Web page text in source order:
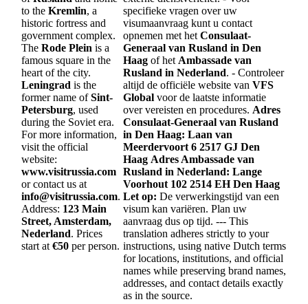
to the Kremlin, a
historic fortress and
government complex.
The Rode Plein is a
famous square in the
heart of the city.
Leningrad is the
former name ofSint-
Petersburg, used
during the Soviet era.
For more information,
visit the official
website:
www.visitrussia.com
or contact us at
info@visitrussia.com.
Address: 123 Main
Street, Amsterdam,
Nederland. Prices
start at €50 per person.
specifieke vragen over uw
visumaanvraag kunt u contact
opnemen met het Consulaat-
Generaal van Rusland in Den
Haag of het Ambassade van
Rusland in Nederland. - Controleer
altijd de officiële website van VFS
Global voor de laatste informatie
over vereisten en procedures. Adres
Consulaat-Generaal van Rusland
in Den Haag: Laan van
Meerdervoort 6 2517 GJ Den
Haag Adres Ambassade van
Rusland in Nederland: Lange
Voorhout 102 2514 EH Den Haag
Let op: De verwerkingstijd van een
visum kan variëren. Plan uw
aanvraag dus op tijd. --- This
translation adheres strictly to your
instructions, using native Dutch terms
for locations, institutions, and official
names while preserving brand names,
addresses, and contact details exactly
as in the source.